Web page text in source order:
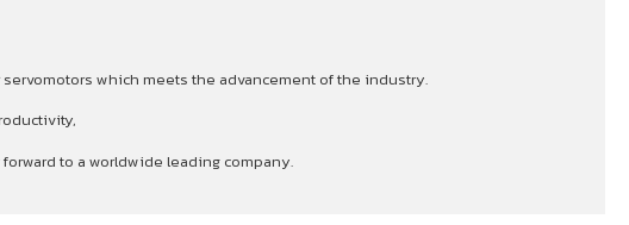
which meets the advancement of the industry.
to a worldwide leading company.